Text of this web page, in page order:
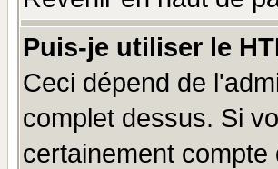
Puis-je utiliser le
Ceci dépend de
complet dessus. Si
certainement